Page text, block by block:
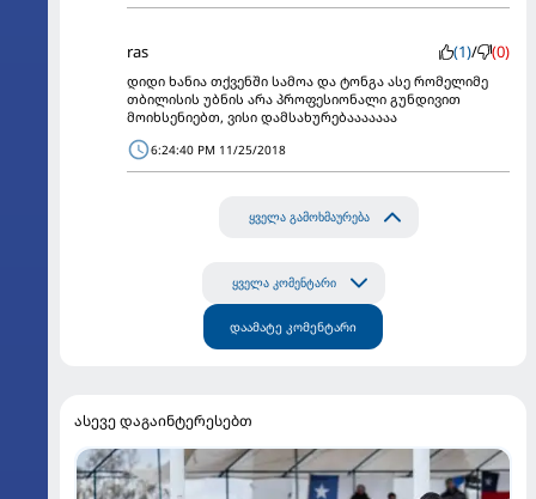
ras (1)/ (0)
დიდი ხანია თქვენში სამოა და ტონგა ასე რომელიმე
თბილისის უბნის არა პროფესიონალი გუნდივით
მოიხსენიებთ, ვისი დამსახურებააააააა
6:24:40 PM 11/25/2018
ყველა გამოხმაურება
ყველა კომენტარი
დაამატე კომენტარი
ასევე დაგაინტერესებთ